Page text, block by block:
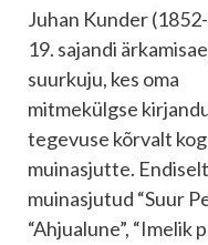
Juhan Kunder
19. sajandi
suurkuju, kes oma
mitmekülgse
tegevuse kõrvalt
muinasjutte.
muinasjutud “Suur
“Ahjualune”, “Imelik